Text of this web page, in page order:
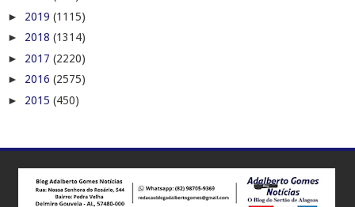
► 2019 (1115)
► 2018 (1314)
► 2017 (2220)
► 2016 (2575)
► 2015 (450)